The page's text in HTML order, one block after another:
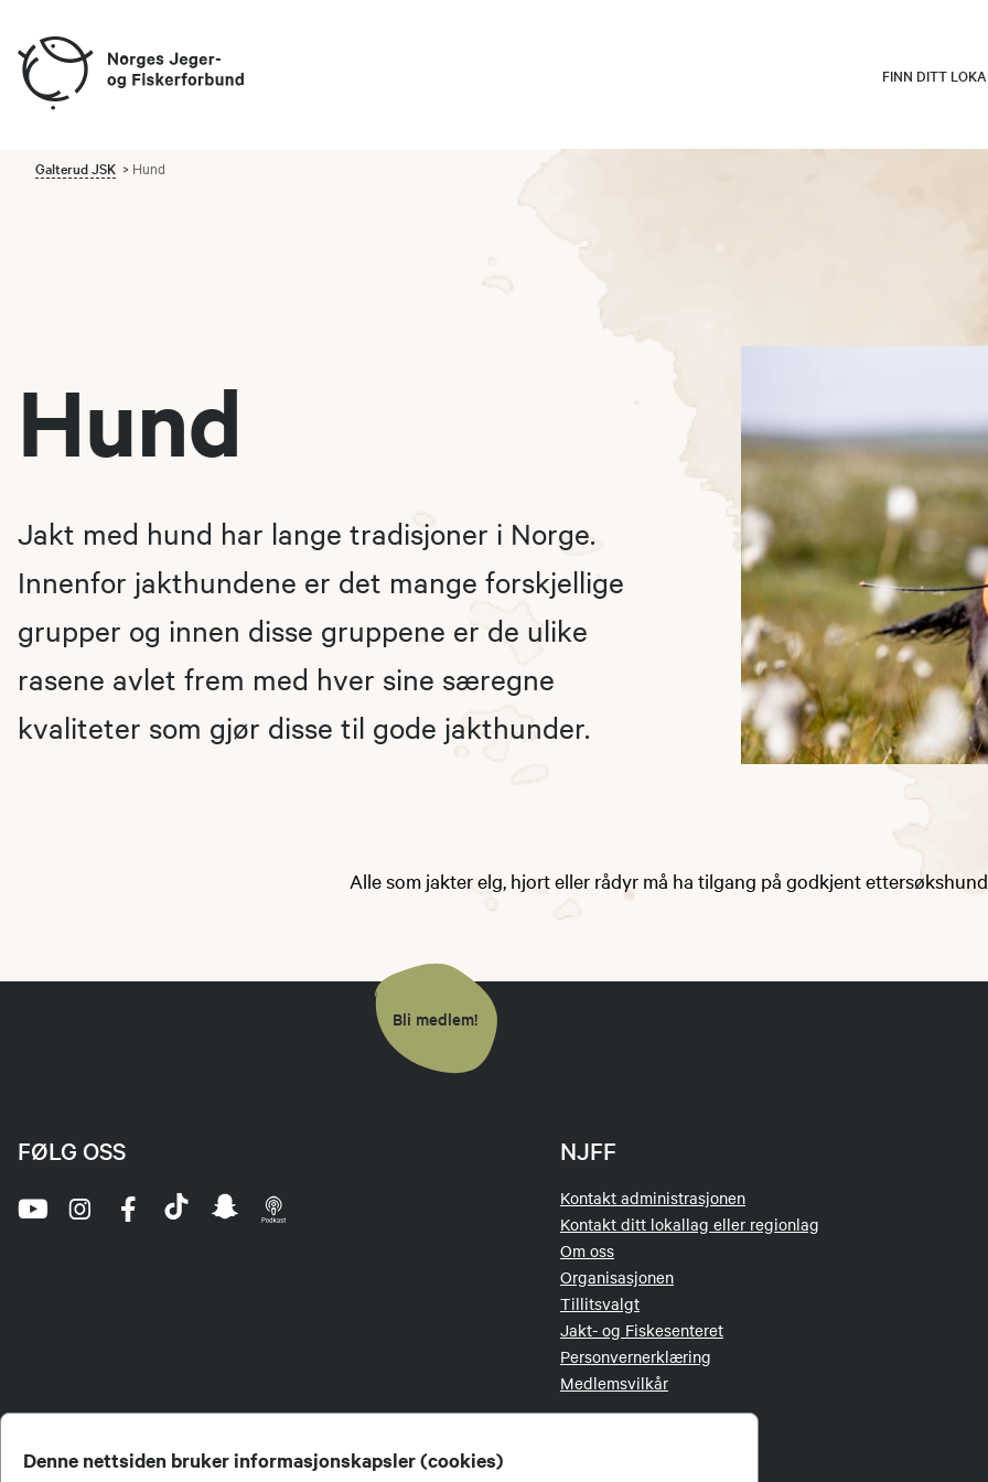
Denne nettsiden bruker informasjonskapsler (cookies)
FINN DITT
Galterud JSK Hund
Hund
Jakt med hund har lange tradisjoner i Norge.
Innenfor jakthundene er det mange forskjellige
grupper og innen disse gruppene er de ulike
rasene avlet frem med hver sine særegne
kvaliteter som gjør disse til gode jakthunder.
Alle som jakter elg, hjort eller rådyr må ha tilgang på godkjent
Bli medlem!
NJFF
Kontakt administrasjonen
Kontakt ditt lokallag eller regionlag
Om oss
Organisasjonen
Tillitsvalgt
Jakt- og Fiskesenteret
Personvernerklæring
Medlemsvilkår
FØLG OSS